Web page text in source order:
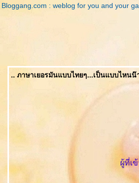
Bloggang.com : weblog for you and your
.. ภาษาเยอรมันแบบไทยๆ...เป็นแบบไหนน๊
ผู้ที่เ